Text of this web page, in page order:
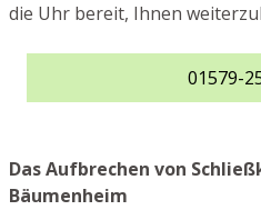
die Uhr bereit, Ihnen
01579-
Das Aufbrechen von
Bäumenheim